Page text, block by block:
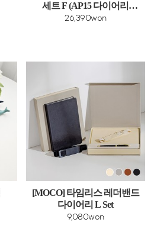
세트 F (AP15 다이어리
+디퓨저2p+담요)
26,390won
[MOCO] 타임리스 레더밴드
다이어리 L Set
9,080won